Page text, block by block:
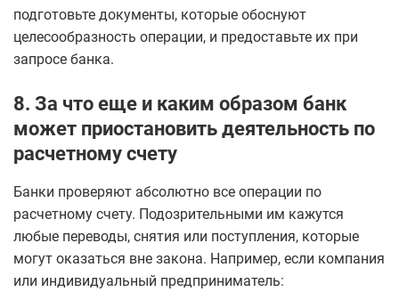
подготовьте документы, которые обоснуют
целесообразность операции, и предоставьте их при
запросе банка.
8. За что еще и каким образом банк
может приостановить деятельность по
расчетному счету
Банки проверяют абсолютно все операции по
расчетному счету. Подозрительными им кажутся
любые переводы, снятия или поступления, которые
могут оказаться вне закона. Например, если компания
или индивидуальный предприниматель: